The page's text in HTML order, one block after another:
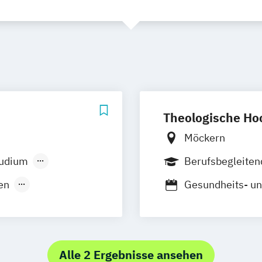
Theologische
Möckern
Gesundheits-
Alle 2 Ergebnisse ansehen